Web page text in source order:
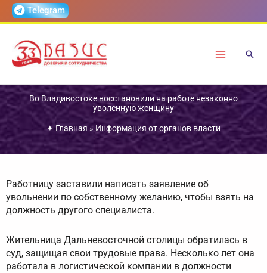
ПерейтиTelegram
Во Владивостоке восстановили на работе незаконно
уволенную женщину
✦ Главная » Информация от органов власти
Работницу заставили написать заявление об
увольнении по собственному желанию, чтобы взять на
должность другого специалиста.
Жительница Дальневосточной столицы обратилась в
суд, защищая свои трудовые права. Несколько лет она
работала в логистической компании в должности